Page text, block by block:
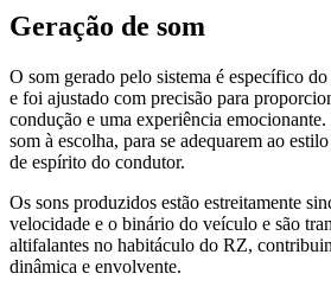
Geração de som
O som gerado pelo sistema é específico
e foi ajustado com precisão para
condução e uma experiência
som à escolha, para se adequarem ao
de espírito do condutor.
Os sons produzidos estão estreitamente
velocidade e o binário do veículo e são
altifalantes no habitáculo do RZ,
dinâmica e envolvente.